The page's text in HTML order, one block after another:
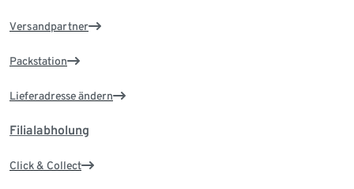
Versandpartner
Packstation
Lieferadresse ändern
Filialabholung
Click & Collect